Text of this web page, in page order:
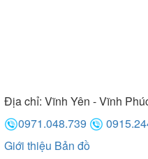
Địa chỉ: Vĩnh Yên - Vĩnh
0971.048.739
Giới thiệu Bản đồ